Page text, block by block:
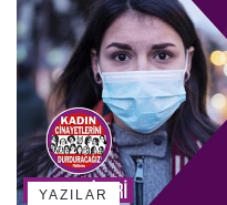
YAZILAR